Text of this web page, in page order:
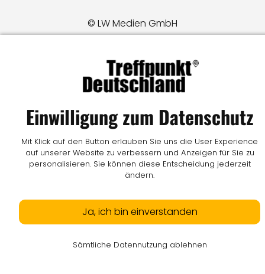
© LW Medien GmbH
Einwilligung zum Datenschutz
Mit Klick auf den Button erlauben Sie uns die User Experience
auf unserer Website zu verbessern und Anzeigen für Sie zu
personalisieren. Sie können diese Entscheidung jederzeit
ändern.
Ja, ich bin einverstanden
Sämtliche Datennutzung ablehnen